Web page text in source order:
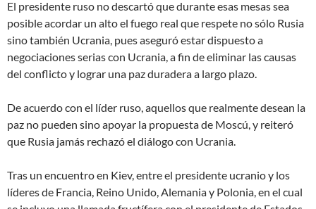
El presidente ruso no descartó que durante esas mesas sea
posible acordar un alto el fuego real que respete no sólo Rusia
sino también Ucrania, pues aseguró estar dispuestoa
negociaciones serias con Ucrania, a fin de eliminar las causas
del conflicto y lograr una paz duradera a largo plazo.
De acuerdo con el líder ruso,aquellos que realmente desean la
paz no pueden sino apoyar la propuesta de Moscú, y reiteró
que Rusia jamás rechazó el diálogo con Ucrania.
Tras un encuentro en Kiev, entre el presidente ucranio y los
líderes de Francia, Reino Unido, Alemania y Polonia, en el cual